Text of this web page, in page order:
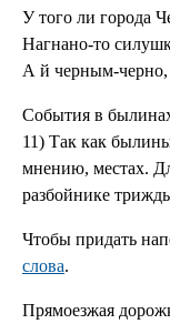
У того ли города
Нагнано-то
А й черным-черно,
События в былинах
11) Так как
мнению, местах.
разбойнике
Чтобы придать
слова.
Прямоезжая